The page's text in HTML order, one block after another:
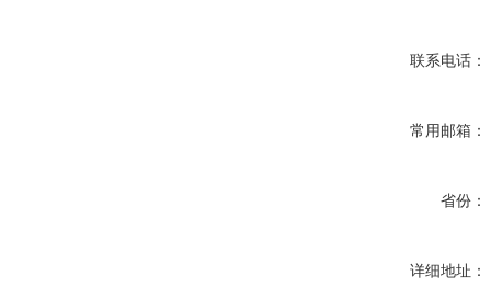
联系电话：
常用邮箱：
省份：
详细地址：